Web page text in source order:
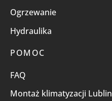
Ogrzewanie
Hydraulika
POMOC
FAQ
Montaż klimatyzacji Lublin